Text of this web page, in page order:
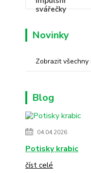
Novinky
Zobrazit všechny
Blog
04.04.2026
Potisky krabic
číst celé